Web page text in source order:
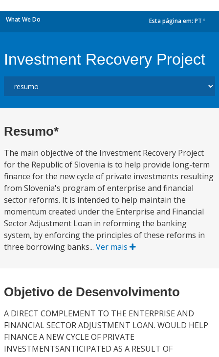
What We Do Esta página em: PT
Investment Recovery Project
Resumo*
The main objective of the Investment Recovery Project
for the Republic of Slovenia is to help provide long-term
finance for the new cycle of private investments resulting
from Slovenia's program of enterprise and financial
sector reforms. It is intended to help maintain the
momentum created under the Enterprise and Financial
Sector Adjustment Loan in reforming the banking
system, by enforcing the principles of these reforms in
three borrowing banks... Ver mais
Objetivo de Desenvolvimento
A DIRECT COMPLEMENT TO THE ENTERPRISE AND
FINANCIAL SECTOR ADJUSTMENT LOAN. WOULD HELP
FINANCE A NEW CYCLE OF PRIVATE
INVESTMENTSANTICIPATED AS A RESULT OF